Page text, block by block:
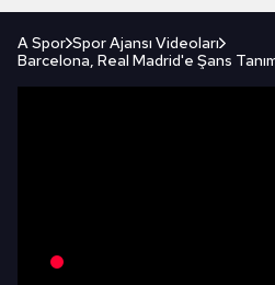
A Spor Spor Ajansı Videoları